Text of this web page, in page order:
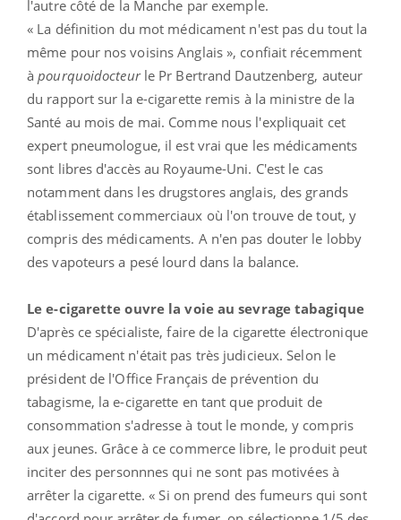
l'autre côté de la Manche par exemple.
« La définition du mot médicament n'est pas du tout la
même pour nos voisins Anglais », confiait récemment
àpourquoidocteurle Pr Bertrand Dautzenberg, auteur
du rapport sur la e-cigarette remis à la ministre de la
Santé au mois de mai. Comme nous l'expliquait cet
expert pneumologue, il est vrai que les médicaments
sont libres d'accès au Royaume-Uni. C'est le cas
notamment dans les drugstores anglais, des grands
établissement commerciaux où l'on trouve de tout, y
compris des médicaments. A n'en pas douter le lobby
des vapoteurs a pesé lourd dans la balance.
Le e-cigarette ouvre la voie au sevrage tabagique
D'après ce spécialiste, faire de la cigarette électronique
un médicament n'était pas très judicieux. Selon le
président de l'Office Français de prévention du
tabagisme, la e-cigarette en tant que produit de
consommation s'adresse à tout le monde, y compris
aux jeunes. Grâce à ce commerce libre, le produit peut
inciter des personnnes qui ne sont pas motivées à
arrêter la cigarette. « Si on prend des fumeurs qui sont